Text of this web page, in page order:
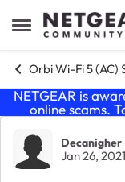
Open Side Menu
Skip to
Orbi Wi-Fi 5 (AC)
NETGEAR is
online scams.
ForumDecanigher
Jan 26, 2021